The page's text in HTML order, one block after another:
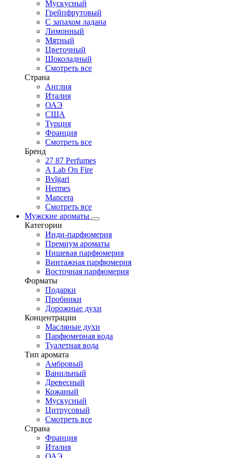
Мускусный
Грейпфрутовый
С запахом ладана
Лимонный
Мятный
Цветочный
Шоколадный
Смотреть все
Страна
Англия
Италия
ОАЭ
США
Турция
Франция
Смотреть все
Бренд
27 87 Perfumes
A Lab On Fire
Bvlgari
Hermes
Mancera
Смотреть все
Мужские ароматы
Категории
Инди-парфюмерия
Премиум ароматы
Нишевая парфюмерия
Винтажная парфюмерия
Восточная парфюмерия
Форматы
Подарки
Пробники
Дорожные духи
Концентрации
Масляные духи
Парфюмерная вода
Туалетная вода
Тип аромата
Амбровый
Ванильный
Древесный
Кожаный
Мускусный
Цитрусовый
Смотреть все
Страна
Франция
Италия
ОАЭ